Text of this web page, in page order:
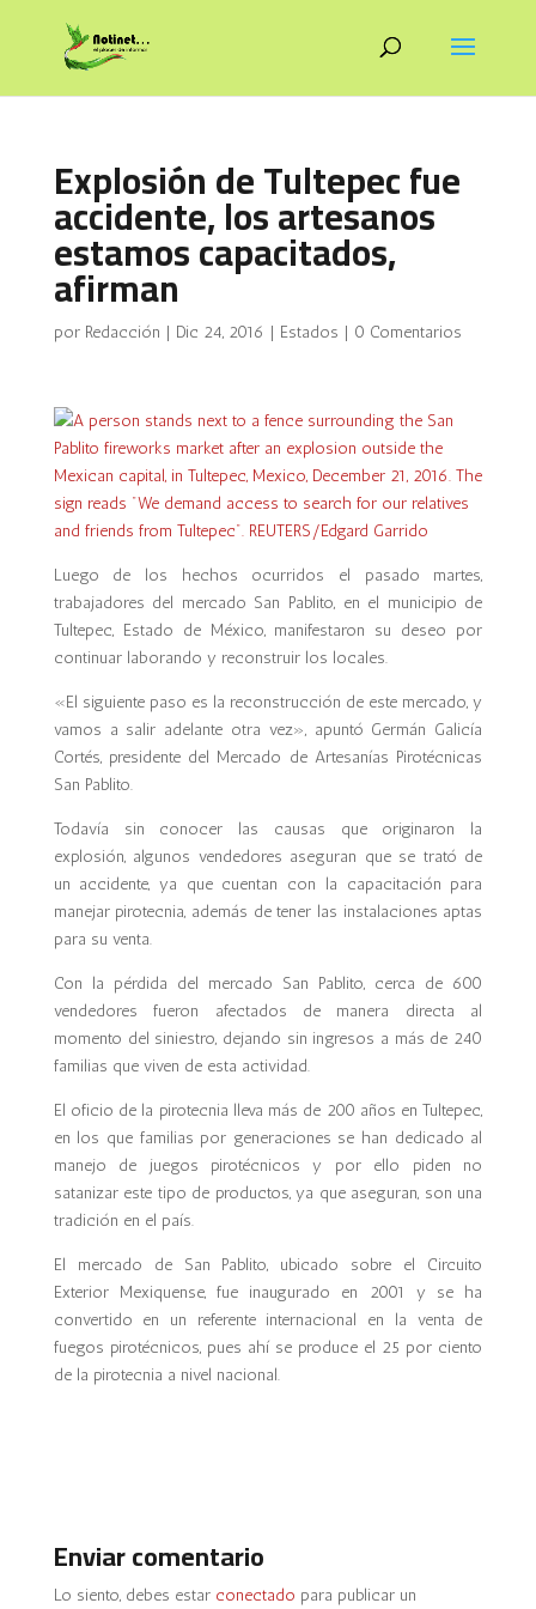
Explosión de Tultepec fue
accidente, los artesanos
estamos capacitados,
afirman
por Redacción | Dic 24, 2016 | Estados | 0 Comentarios
Luego de los hechos ocurridos el pasado martes,
trabajadores del mercado San Pablito, en el municipio de
Tultepec, Estado de México, manifestaron su deseo por
continuar laborando y reconstruir los locales.
«El siguiente paso es la reconstrucción de este mercado, y
vamos a salir adelante otra vez», apuntó Germán Galicía
Cortés, presidente del Mercado de Artesanías Pirotécnicas
San Pablito.
Todavía sin conocer las causas que originaron la
explosión, algunos vendedores aseguran que se trató de
un accidente, ya que cuentan con la capacitación para
manejar pirotecnia, además de tener las instalaciones aptas
para su venta.
Con la pérdida del mercado San Pablito, cerca de 600
vendedores fueron afectados de manera directa al
momento del siniestro, dejando sin ingresos a más de 240
familias que viven de esta actividad.
El oficio de la pirotecnia lleva más de 200 años en Tultepec,
en los que familias por generaciones se han dedicado al
manejo de juegos pirotécnicos y por ello piden no
satanizar este tipo de productos, ya que aseguran, son una
tradición en el país.
El mercado de San Pablito, ubicado sobre el Circuito
Exterior Mexiquense, fue inaugurado en 2001 y se ha
convertido en un referente internacional en la venta de
fuegos pirotécnicos, pues ahí se produce el 25 por ciento
de la pirotecnia a nivel nacional.
Enviar comentario
Lo siento, debes estar conectado para publicar un